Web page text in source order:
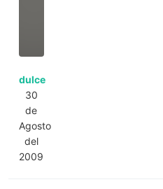
dulce
30
de
Agosto
del
2009